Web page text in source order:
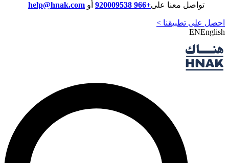
تواصل معنا على+966 920009538 أو help@hnak.com
احصل على تطبيقنا >
ENEnglish